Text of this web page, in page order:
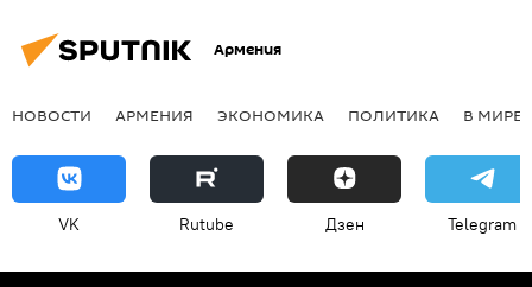
Армения
НОВОСТИ АРМЕНИЯ ЭКОНОМИКА ПОЛИТИКА В МИРЕ
VK Rutube Дзен Telegram